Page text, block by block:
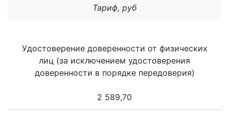
Тариф, руб
Удостоверение доверенности от физических
лиц (за исключением удостоверения
доверенности в порядке передоверия)
2 589,70